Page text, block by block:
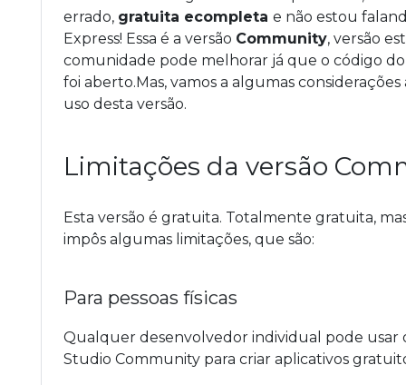
errado, gratuita ecompleta e não estou
Express! Essa é a versão Community, versão
comunidade pode melhorar já que o código
foi aberto.Mas, vamos a algumas
uso desta versão.
Limitações da versão
Esta versão é gratuita. Totalmente gratuita,
impôs algumas limitações, que são:
Para pessoas físicas
Qualquer desenvolvedor individual pode usar
Studio Community para criar aplicativos